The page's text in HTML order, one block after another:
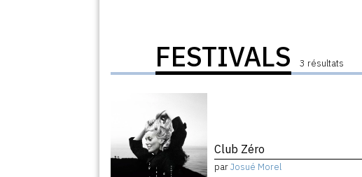
FESTIVALS 3 résultats
Club Zéro
parJosué Morel